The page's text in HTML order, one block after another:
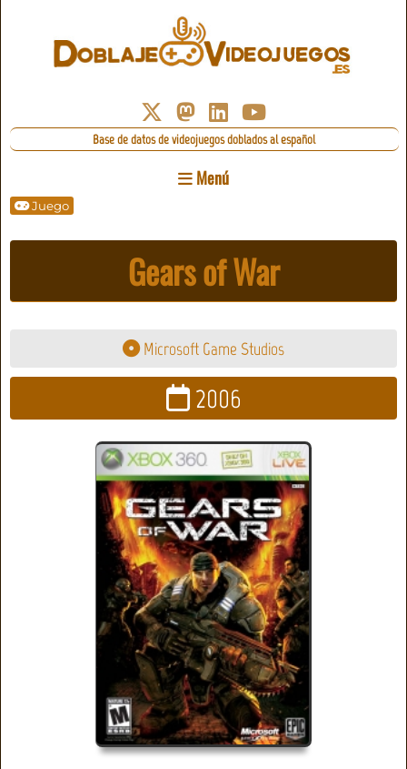
Base de datos de videojuegos doblados al español
Menú
Juego
Gears of War
Microsoft Game Studios
2006